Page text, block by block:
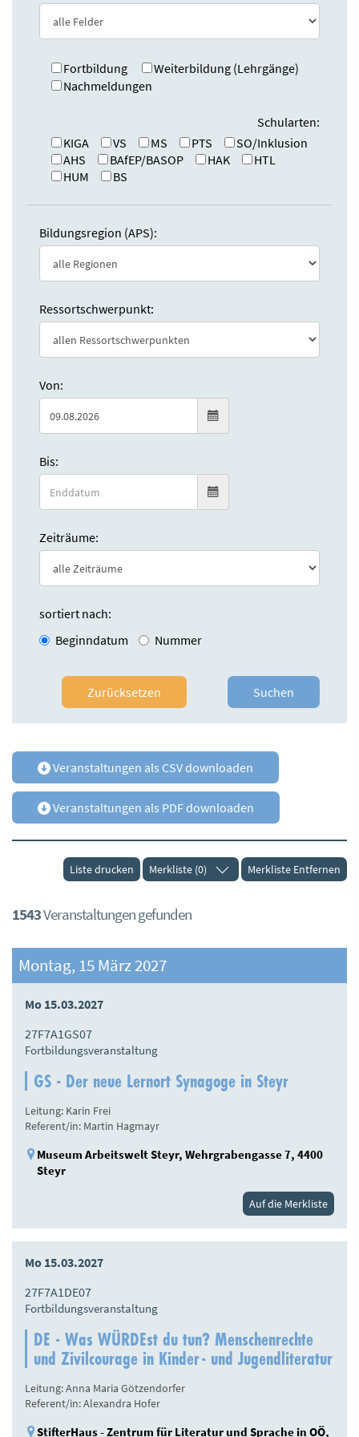
Fortbildung
Weiterbildung (Lehrgänge)
Nachmeldungen
Schularten:
KIGA
VS MS PTS
SO/Inklusion
AHS
BAfEP/BASOP HAK
HTL
HUM
BS
Bildungsregion (APS):
Ressortschwerpunkt:
Von:
Bis:
Zeiträume:
sortiert nach:
Beginndatum
Nummer
Zurücksetzen Suchen
Veranstaltungen als CSV downloaden
Veranstaltungen als PDF downloaden
Liste drucken Merkliste (0) Merkliste Entfernen
1543Veranstaltungen gefunden
Montag, 15 März 2027
Mo 15.03.2027
27F7A1GS07
Fortbildungsveranstaltung
GS - Der neue Lernort Synagoge in Steyr
Leitung: Karin Frei
Referent/in: Martin Hagmayr
Museum Arbeitswelt Steyr, Wehrgrabengasse 7, 4400
Steyr
Auf die Merkliste
Mo 15.03.2027
27F7A1DE07
Fortbildungsveranstaltung
DE - Was WÜRDEst du tun? Menschenrechte
und Zivilcourage in Kinder- und Jugendliteratur
Leitung: Anna Maria Götzendorfer
Referent/in: Alexandra Hofer
StifterHaus - Zentrum für Literatur und Sprache in OÖ,